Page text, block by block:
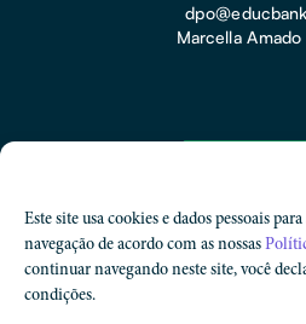
Este site usa cookies e dados pessoais
navegação de acordo com as nossas
continuar navegando neste site, você
condições.
Marcella